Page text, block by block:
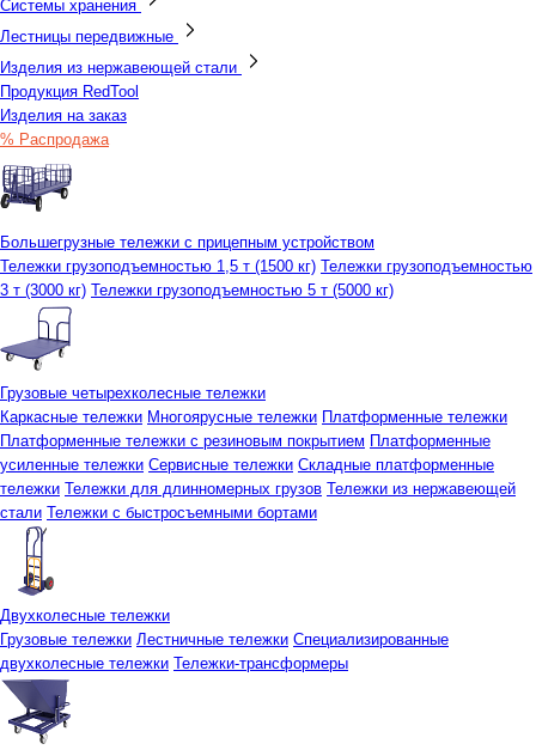
Системы хранения
Лестницы передвижные
Изделия из нержавеющей стали
Продукция RedTool
Изделия на заказ
% Распродажа
Большегрузные тележки с прицепным устройством
Тележки грузоподъемностью 1,5 т (1500 кг) Тележки грузоподъемностью
3 т (3000 кг) Тележки грузоподъемностью 5 т (5000 кг)
Грузовые четырехколесные тележки
Каркасные тележки Многоярусные тележки Платформенные тележки
Платформенные тележки с резиновым покрытием Платформенные
усиленные тележки Сервисные тележки Складные платформенные
тележки Тележки для длинномерных грузов Тележки из нержавеющей
стали Тележки с быстросъемными бортами
Двухколесные тележки
Грузовые тележки Лестничные тележки Специализированные
двухколесные тележки Тележки-трансформеры